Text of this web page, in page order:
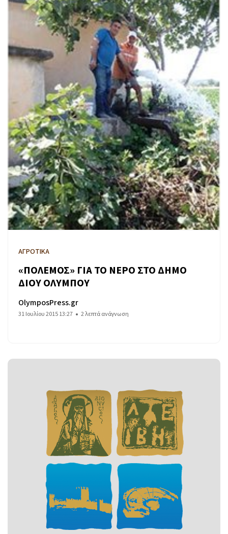
ΑΓΡΟΤΙΚΑ
«ΠΟΛΕΜΟΣ» ΓΙΑ ΤΟ ΝΕΡΟ ΣΤΟ ΔΗΜΟ
ΔΙΟΥ ΟΛΥΜΠΟΥ
OlymposPress.gr
31 Ιουλίου 2015 13:27 2 λεπτά ανάγνωση